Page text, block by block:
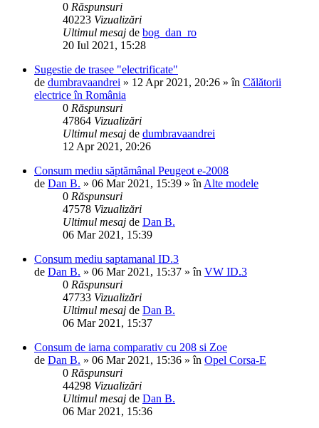
0 Răspunsuri
40223 Vizualizări
Ultimul mesaj de bog_dan_ro
20 Iul 2021, 15:28
Sugestie de trasee "electrificate"
de dumbravaandrei » 12 Apr 2021, 20:26 » în Călătorii
electrice în România
0 Răspunsuri
47864 Vizualizări
Ultimul mesaj de dumbravaandrei
12 Apr 2021, 20:26
Consum mediu săptămânal Peugeot e-2008
de Dan B. » 06 Mar 2021, 15:39 » în Alte modele
0 Răspunsuri
47578 Vizualizări
Ultimul mesaj de Dan B.
06 Mar 2021, 15:39
Consum mediu saptamanal ID.3
de Dan B. » 06 Mar 2021, 15:37 » în VW ID.3
0 Răspunsuri
47733 Vizualizări
Ultimul mesaj de Dan B.
06 Mar 2021, 15:37
Consum de iarna comparativ cu 208 si Zoe
de Dan B. » 06 Mar 2021, 15:36 » în Opel Corsa-E
0 Răspunsuri
44298 Vizualizări
Ultimul mesaj de Dan B.
06 Mar 2021, 15:36